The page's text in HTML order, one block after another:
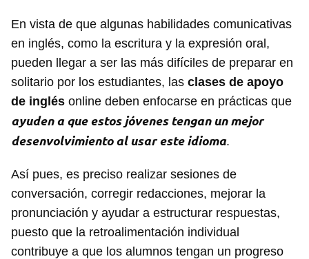
En vista de que algunas habilidades comunicativas
en inglés, como la escritura y la expresión oral,
pueden llegar a ser las más difíciles de preparar en
solitario por los estudiantes, las clases de apoyo
de inglés online deben enfocarse en prácticas que
ayuden a que estos jóvenes tengan un mejor
desenvolvimiento al usar este idioma.
Así pues, es preciso realizar sesiones de
conversación, corregir redacciones, mejorar la
pronunciación y ayudar a estructurar respuestas,
puesto que la retroalimentación individual
contribuye a que los alumnos tengan un progreso